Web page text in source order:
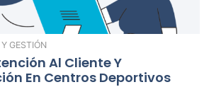
GESTIÓN
Al Cliente Y
En Centros Deportivos